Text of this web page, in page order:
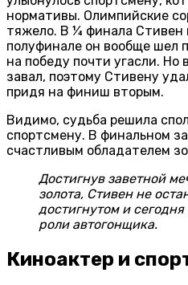
нормативы. Олимпийские
тяжело. В ¼ финала Стивен
полуфинале он вообще шел
на победу почти угасли. Но
завал, поэтому Стивену
придя на финиш вторым.
Видимо, судьба решила
спортсмену. В финальном
счастливым обладателем
Достигнув заветной
золота, Стивен не
достигнутом и
роли автогонщика.
Киноактер и